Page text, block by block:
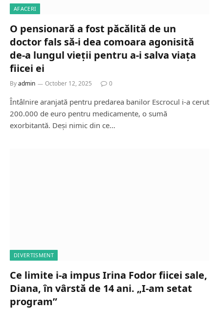
AFACERI
O pensionară a fost păcălită de un
doctor fals să-i dea comoara agonisită
de-a lungul vieții pentru a-i salva viața
fiicei ei
Byadmin October 12, 2025 0
Întâlnire aranjată pentru predarea banilor Escrocul i-a cerut
200.000 de euro pentru medicamente, o sumă
exorbitantă. Deși nimic din ce…
DIVERTISMENT
Ce limite i-a impus Irina Fodor fiicei sale,
Diana, în vârstă de 14 ani. „I-am setat
program”